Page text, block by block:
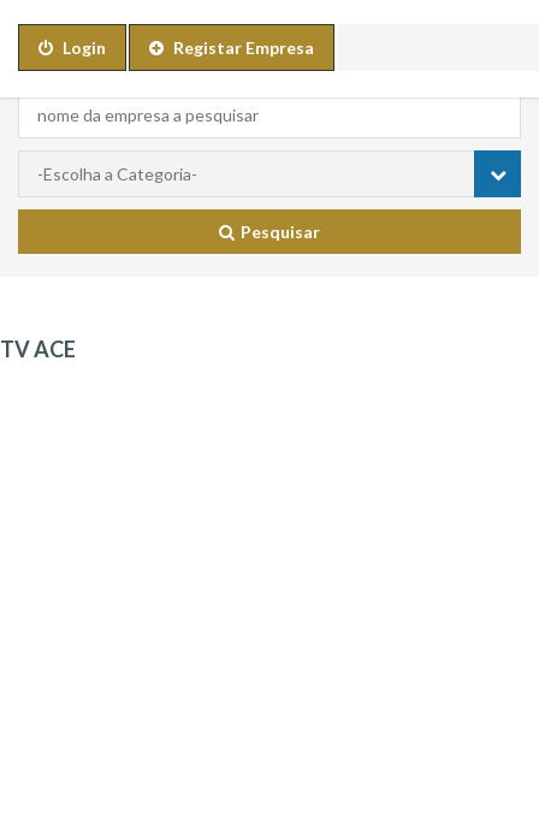
Login Registar Empresa
Pesquisar
TV ACE